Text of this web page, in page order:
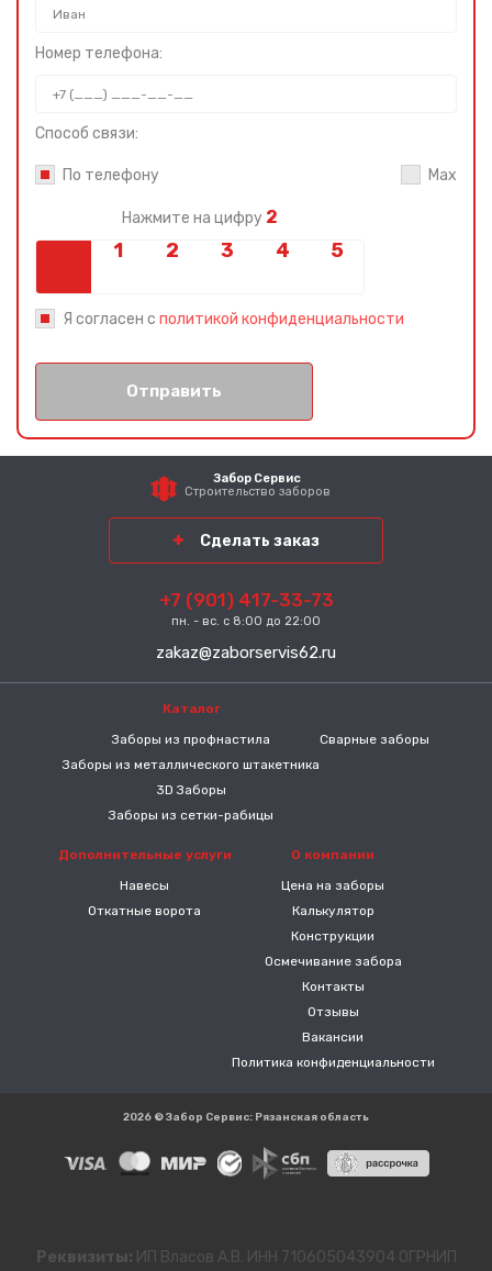
Номер телефона:
Способ связи:
По телефону Max
Нажмите на цифру 2
Я согласен с политикой конфиденциальности
Отправить
Забор Сервис
Строительство заборов
Сделать заказ
+7 (901) 417-33-73
пн. - вс. с 8:00 до 22:00
zakaz@zaborservis62.ru
Каталог
Заборы из профнастила
Заборы из металлического штакетника
3D Заборы
Заборы из сетки-рабицы
Сварные заборы
Дополнительные услуги
Навесы
Откатные ворота
О компании
Цена на заборы
Калькулятор
Конструкции
Осмечивание забора
Контакты
Отзывы
Вакансии
Политика конфиденциальности
2026 © Забор Сервис: Рязанская область
Реквизиты: ИП Власов А.В. ИНН 710605043904 ОГРНИП